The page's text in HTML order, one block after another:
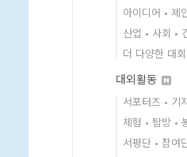
아이디어 • 제
산업 • 사회 •
더 다양한 대
대외활동
서포터즈 • 기
체험 • 탐방 •
서평단 • 참여